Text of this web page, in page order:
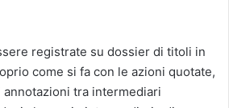
registrate su dossier di titoli in
come si fa con le azioni quotate,
tra intermediari